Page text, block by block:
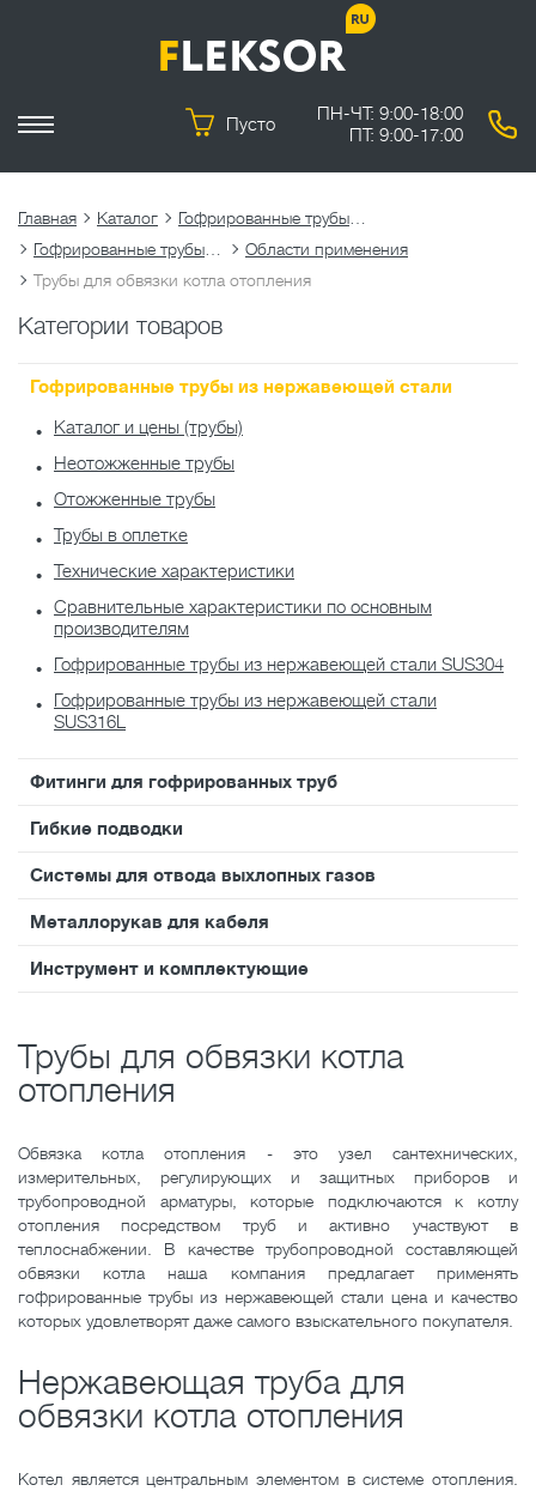
Пусто
ПН-ЧТ: 9:00-18:00
ПТ: 9:00-17:00
Главная Каталог
Области применения
Трубы для обвязки котла отопления
Категории товаров
Гофрированные трубы из нержавеющей стали
Каталог и цены (трубы)
Неотожженные трубы
Отожженные трубы
Трубы в оплетке
Технические характеристики
Cравнительные характеристики по основным
производителям
Гофрированные трубы из нержавеющей стали SUS304
Гофрированные трубы из нержавеющей стали
SUS316L
Фитинги для гофрированных труб
Гибкие подводки
Системы для отвода выхлопных газов
Металлорукав для кабеля
Инструмент и комплектующие
Трубы для обвязки котла
отопления
Обвязка котла отопления - это узел сантехнических,
измерительных, регулирующих и защитных приборов и
трубопроводной арматуры, которые подключаются к котлу
отопления посредством труб и активно участвуют в
теплоснабжении. В качестве трубопроводной составляющей
обвязки котла наша компания предлагает применять
гофрированные трубы из нержавеющей стали цена и качество
которых удовлетворят даже самого взыскательного покупателя.
Нержавеющая труба для
обвязки котла отопления
Котел является центральным элементом в системе отопления.